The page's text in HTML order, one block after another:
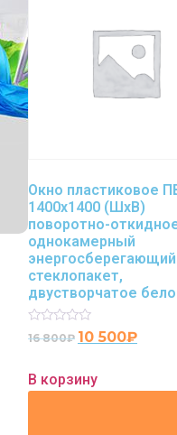
Окно пластиковое
1400х1400 (ШхВ)
поворотно-
однокамерный
энергосберегающий
стеклопакет,
двустворчатое
Rated
0
5
16 800₽ 10 500₽
В корзину